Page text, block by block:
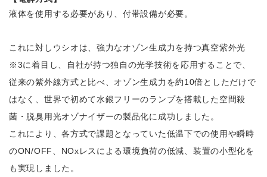
液体を使用する必要があり、付帯設備が必要。
これに対しウシオは、強力なオゾン生成力を持つ真空紫外光
※3に着目し、自社が持つ独自の光学技術を応用することで、
従来の紫外線方式と比べ、オゾン生成力を約10倍としただけで
はなく、世界で初めて水銀フリーのランプを搭載した空間殺
菌・脱臭用光オゾナイザーの製品化に成功しました。
これにより、各方式で課題となっていた低温下での使用や瞬時
のON/OFF、NOxレスによる環境負荷の低減、装置の小型化を
も実現しました。